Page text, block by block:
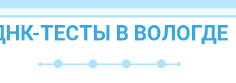
ТЕСТЫ В ВОЛОГДЕ